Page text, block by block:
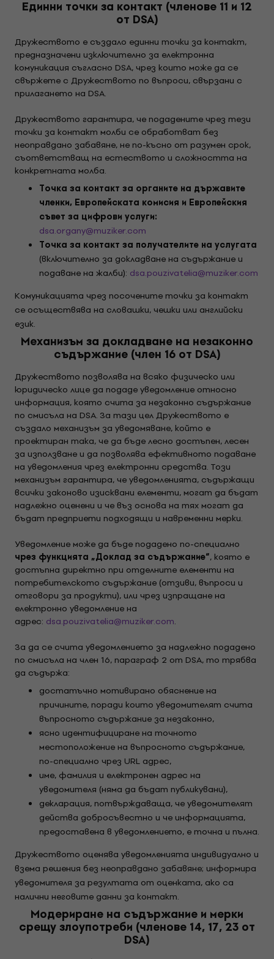
Единни точки за контакт (членове 11 и 12
от DSA)
Дружеството е създало единни точки за контакт,
предназначени изключително за електронна
комуникация съгласно DSA, чрез които може да се
свържете с Дружеството по въпроси, свързани с
прилагането на DSA.
Дружеството гарантира, че подадените чрез тези
точки за контакт молби се обработват без
неоправдано забавяне, не по-късно от разумен срок,
съответстващ на естеството и сложността на
конкретната молба.
Точка за контакт за органите на държавите
членки, Европейската комисия и Европейския
съвет за цифрови услуги:
dsa.organy@muziker.com
Точка за контакт за получателите на услугата
(включително за докладване на съдържание и
подаване на жалби): dsa.pouzivatelia@muziker.com
Комуникацията чрез посочените точки за контакт
се осъществява на словашки, чешки или английски
език.
Механизъм за докладване на незаконно
съдържание (член 16 от DSA)
Дружеството позволява на всяко физическо или
юридическо лице да подаде уведомление относно
информация, която счита за незаконно съдържание
по смисъла на DSA. За тази цел Дружеството е
създало механизъм за уведомяване, който е
проектиран така, че да бъде лесно достъпен, лесен
за използване и да позволява ефективното подаване
на уведомления чрез електронни средства. Този
механизъм гарантира, че уведомленията, съдържащи
всички законово изисквани елементи, могат да бъдат
надлежно оценени и че въз основа на тях могат да
бъдат предприети подходящи и навременни мерки.
Уведомление може да бъде подадено по-специално
чрез функцията „Доклад за съдържание“, която е
достъпна директно при отделните елементи на
потребителското съдържание (отзиви, въпроси и
отговори за продукти), или чрез изпращане на
електронно уведомление на
адрес: dsa.pouzivatelia@muziker.com.
За да се счита уведомлението за надлежно подадено
по смисъла на член 16, параграф 2 от DSA, то трябва
да съдържа:
достатъчно мотивирано обяснение на
причините, поради които уведомителят счита
въпросното съдържание за незаконно,
ясно идентифициране на точното
местоположение на въпросното съдържание,
по-специално чрез URL адрес,
име, фамилия и електронен адрес на
уведомителя (няма да бъдат публикувани),
декларация, потвърждаваща, че уведомителят
действа добросъвестно и че информацията,
предоставена в уведомлението, е точна и пълна.
Дружеството оценява уведомленията индивидуално и
взема решения без неоправдано забавяне; информира
уведомителя за резултата от оценката, ако са
налични неговите данни за контакт.
Модериране на съдържание и мерки
срещу злоупотреби (членове 14, 17, 23 от
DSA)